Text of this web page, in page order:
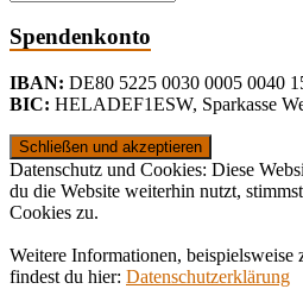
Spendenkonto
IBAN: DE80 5225 0030 0005 0040
BIC: HELADEF1ESW, Sparkasse
Datenschutz und Cookies: Diese
du die Website weiterhin nutzt,
Cookies zu.
Weitere Informationen,
findest du hier: Datenschutzerklärung